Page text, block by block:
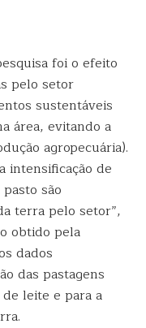
foi o efeito
pelo setor
sustentáveis
área, evitando a
agropecuária).
intensificação de
são
terra pelo setor”,
obtido pela
dados
das pastagens
leite e para a